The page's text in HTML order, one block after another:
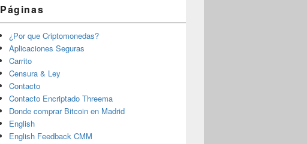
Páginas
¿Por que Criptomonedas?
Aplicaciones Seguras
Carrito
Censura & Ley
Contacto
Contacto Encriptado Threema
Donde comprar Bitcoin en Madrid
English
English Feedback CMM